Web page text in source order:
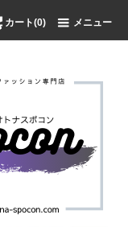
カート(0) メニュー